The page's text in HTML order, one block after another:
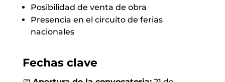
Posibilidad de venta de obra
Presencia en el circuito de ferias
nacionales
Fechas clave